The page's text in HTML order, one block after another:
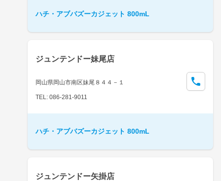
ハチ・アブバズーカジェット 800mL
ジュンテンドー妹尾店
岡山県岡山市南区妹尾８４４－１
TEL: 086-281-9011
ハチ・アブバズーカジェット 800mL
ジュンテンドー矢掛店